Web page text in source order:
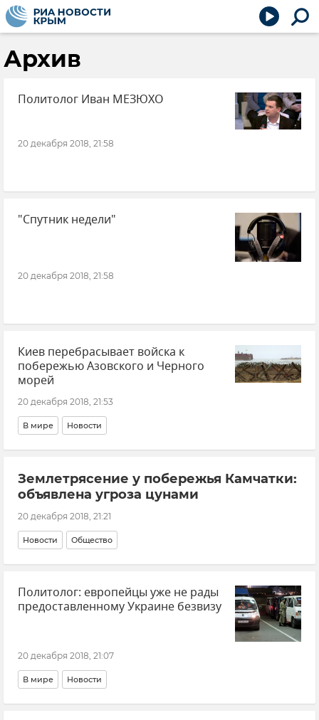
Архив
Политолог Иван МЕЗЮХО
20 декабря 2018, 21:58
"Спутник недели"
20 декабря 2018, 21:58
Киев перебрасывает войска к
побережью Азовского и Черного
морей
20 декабря 2018, 21:53
В мире Новости
Землетрясение у побережья Камчатки:
объявлена угроза цунами
20 декабря 2018, 21:21
Новости Общество
Политолог: европейцы уже не рады
предоставленному Украине безвизу
20 декабря 2018, 21:07
В мире Новости